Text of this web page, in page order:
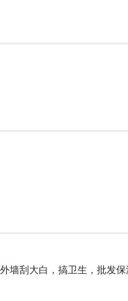
刮大白，搞卫生，批发保